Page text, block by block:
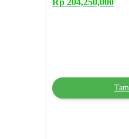
Rp 204,250,000